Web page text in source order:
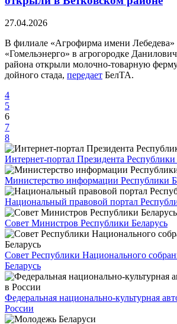
27.04.2026
В филиале «Агрофирма имени
«Гомельэнерго» в агрогородке
района открыли молочно-товарную
дойного стада, передает БелТА.
4
5
6
7
8
Интернет-портал Президента Республики
Министерство информации Республики
Национальный правовой портал
Совет Министров Республики Беларусь
Совет Республики Национального
Беларусь
Федеральная национально-культурная
России